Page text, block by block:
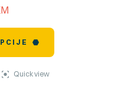
Quick view